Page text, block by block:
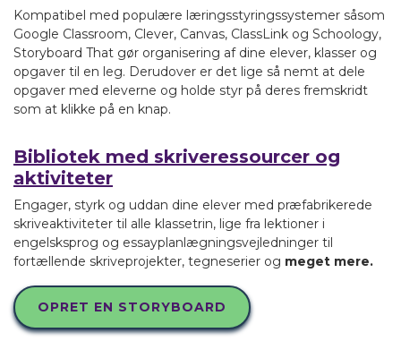
Kompatibel med populære læringsstyringssystemer såsom
Google Classroom, Clever, Canvas, ClassLink og Schoology,
Storyboard That gør organisering af dine elever, klasser og
opgaver til en leg. Derudover er det lige så nemt at dele
opgaver med eleverne og holde styr på deres fremskridt
som at klikke på en knap.
Bibliotek med skriveressourcer og
aktiviteter
Engager, styrk og uddan dine elever med præfabrikerede
skriveaktiviteter til alle klassetrin, lige fra lektioner i
engelsksprog og essayplanlægningsvejledninger til
fortællende skriveprojekter, tegneserier og meget mere.
OPRET EN STORYBOARD